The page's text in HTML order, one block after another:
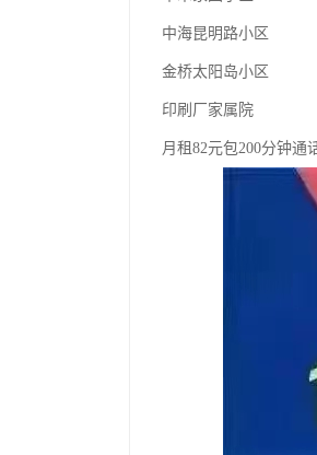
中海昆明路小区
金桥太阳岛小区
印刷厂家属院
月租82元包200分钟通